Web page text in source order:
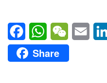
FacebookWhatsAppWeChatEmail
Share